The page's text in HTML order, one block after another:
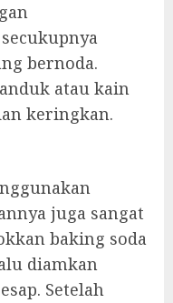
bernoda.
atau kain
keringkan.
juga sangat
baking soda
diamkan
Setelah